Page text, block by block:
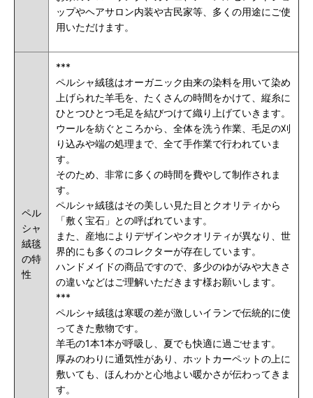
ップやヘアサロン内装や古民家等、多くの用途にご使
用いただけます。
ペル
シャ
絨毯
の特
性
***
ペルシャ絨毯はオーガニック由来の染料を用いて染め
上げられた羊毛を、たくさんの時間をかけて、縦糸に
ひとつひとつ毛足を結びつけて織り上げていきます。
ウールを紡ぐところから、全体を洗う作業、毛足の刈
り込みや端の処理まで、全て手作業で行われていま
す。
そのため、非常に多くの時間を費やして制作されま
す。
ペルシャ絨毯はその美しい見た目とクオリティから
「敷く宝石」との呼ばれています。
また、産地によりデザインやクオリティが異なり、世
界的にも多くのコレクターが存在しています。
ハンドメイドの商品ですので、多少のゆがみや大きさ
の違いなどはご理解いただきます様お願いします。
***
ペルシャ絨毯は寒暖の差が激しいイランで伝統的に使
ってきた敷物です。
羊毛の1本1本が呼吸し、夏でも快適に過ごせます。
厚みのわりに通気性があり、ホットカーペットの上に
敷いても、ほんわかと心地よい暖かさが伝わってきま
す。